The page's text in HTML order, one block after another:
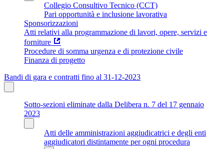
Collegio Consultivo Tecnico (CCT)
Pari opportunità e inclusione lavorativa
Sponsorizzazioni
Atti relativi alla programmazione di lavori, opere, servizi e
forniture
Procedure di somma urgenza e di protezione civile
Finanza di progetto
Bandi di gara e contratti fino al 31-12-2023
Sotto-sezioni eliminate dalla Delibera n. 7 del 17 gennaio
2023
Atti delle amministrazioni aggiudicatrici e degli enti
aggiudicatori distintamente per ogni procedura